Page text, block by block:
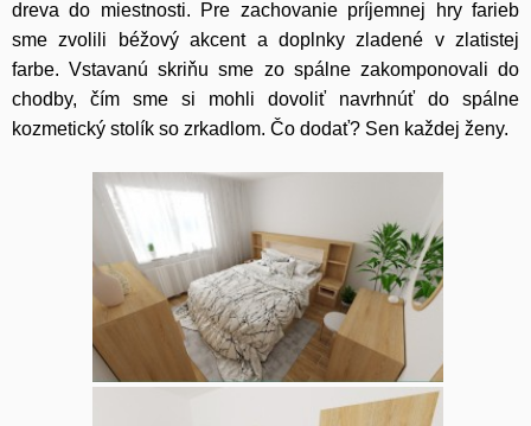
dreva do miestnosti. Pre zachovanie príjemnej hry farieb
sme zvolili béžový akcent a doplnky zladené v zlatistej
farbe. Vstavanú skriňu sme zo spálne zakomponovali do
chodby, čím sme si mohli dovoliť navrhnúť do spálne
kozmetický stolík so zrkadlom. Čo dodať? Sen každej ženy.